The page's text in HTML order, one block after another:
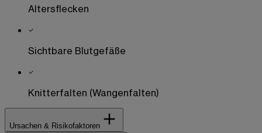
Altersflecken
Sichtbare Blutgefäße
Knitterfalten (Wangenfalten)
Ursachen & Risikofaktoren